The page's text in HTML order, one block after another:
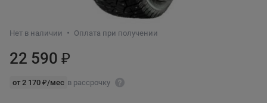
Нет в наличии Оплата при получении
22 590 ₽
от 2 170 ₽/мес в рассрочку